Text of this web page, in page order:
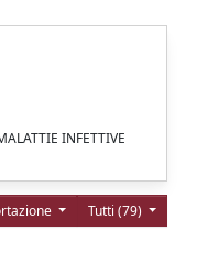
INFETTIVE
Tutti (79)